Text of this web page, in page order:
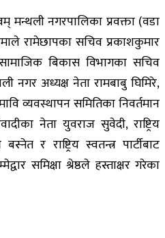
मन्थली नगरपालिका प्रवक्ता (वडा
रामेछापका सचिव प्रकाशकुमार
बिकास विभागका सचिव
नगर अध्यक्ष नेता रामबाबु घिमिरे,
व्यवस्थापन समितिका निवर्तमान
नेता युवराज सुवेदी, राष्ट्रिय
र राष्ट्रिय स्वतन्त्र पार्टीबाट
समिक्षा श्रेष्ठले हस्ताक्षर गरेका